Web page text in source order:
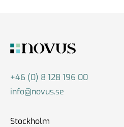
+46 (0) 8 128 196 00
info@novus.se
Stockholm